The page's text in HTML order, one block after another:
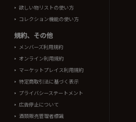
欲しい物リストの使い方
コレクション機能の使い方
規約、その他
メンバーズ利用規約
オンライン利用規約
マーケットプレイス利用規約
特定商取引法に基づく表示
プライバシーステートメント
広告停止について
酒類販売管理者標識